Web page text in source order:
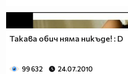
Такава обич няма никъде! : D
99 632 24.07.2010